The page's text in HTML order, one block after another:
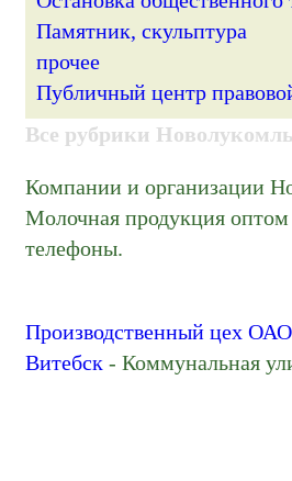
Памятник, скульптура
прочее
Публичный центр
Все рубрики Новолукомль
Компании и организации
Молочная продукция оптом
телефоны.
Производственный цех
Витебск - Коммунальная